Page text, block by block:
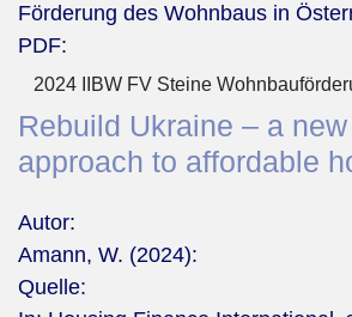
Förderung des Wohnbaus in
PDF:
2024 IIBW FV Steine
Rebuild Ukraine – a
approach to affordable
Autor:
Amann, W. (2024):
Quelle: